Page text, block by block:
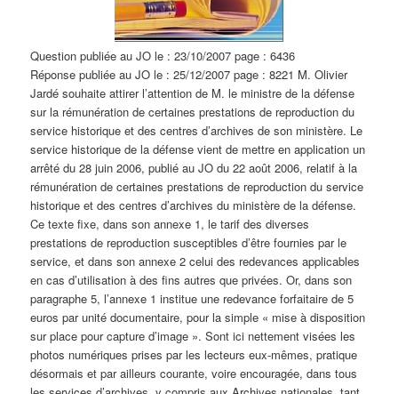
Question publiée au JO le : 23/10/2007 page : 6436
Réponse publiée au JO le : 25/12/2007 page : 8221 M. Olivier
Jardé souhaite attirer l’attention de M. le ministre de la défense
sur la rémunération de certaines prestations de reproduction du
service historique et des centres d’archives de son ministère. Le
service historique de la défense vient de mettre en application un
arrêté du 28 juin 2006, publié au JO du 22 août 2006, relatif à la
rémunération de certaines prestations de reproduction du service
historique et des centres d’archives du ministère de la défense.
Ce texte fixe, dans son annexe 1, le tarif des diverses
prestations de reproduction susceptibles d’être fournies par le
service, et dans son annexe 2 celui des redevances applicables
en cas d’utilisation à des fins autres que privées. Or, dans son
paragraphe 5, l’annexe 1 institue une redevance forfaitaire de 5
euros par unité documentaire, pour la simple « mise à disposition
sur place pour capture d’image ». Sont ici nettement visées les
photos numériques prises par les lecteurs eux-mêmes, pratique
désormais et par ailleurs courante, voire encouragée, dans tous